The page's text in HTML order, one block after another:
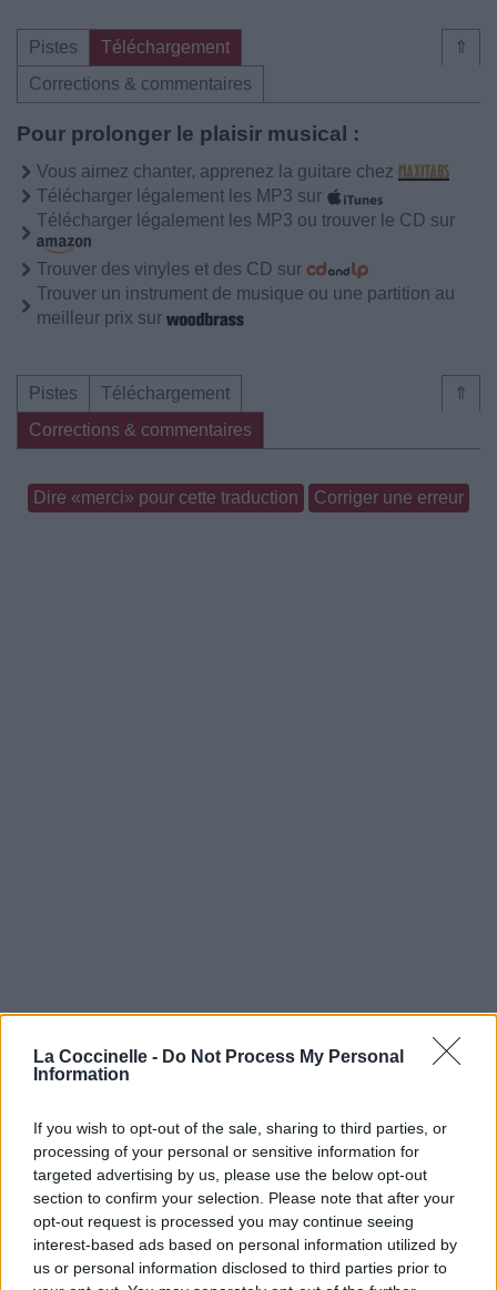
La Coccinelle - Do Not Process My Personal
Information
If you wish to opt-out of the sale, sharing to third parties, or
processing of your personal or sensitive information for
targeted advertising by us, please use the below opt-out
section to confirm your selection. Please note that after your
opt-out request is processed you may continue seeing
interest-based ads based on personal information utilized by
us or personal information disclosed to third parties prior to
⇑
Pistes
Téléchargement
Corrections & commentaires
Pour prolonger le plaisir musical :
Vous aimez chanter, apprenez la guitare chez
Télécharger légalement les MP3 sur
Télécharger légalement les MP3 ou trouver le CD sur
Trouver des vinyles et des CD sur
Trouver un instrument de musique ou une partition au
meilleur prix sur
⇑
Pistes
Téléchargement
Corrections & commentaires
Dire «merci» pour cette traduction Corriger une erreur